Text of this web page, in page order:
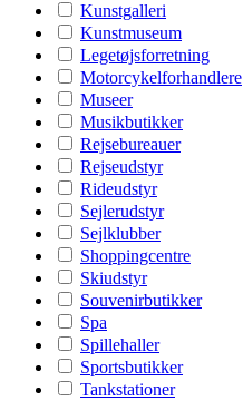
Kunstgalleri
Kunstmuseum
Legetøjsforretning
Motorcykelforhandlere
Museer
Musikbutikker
Rejsebureauer
Rejseudstyr
Rideudstyr
Sejlerudstyr
Sejlklubber
Shoppingcentre
Skiudstyr
Souvenirbutikker
Spa
Spillehaller
Sportsbutikker
Tankstationer